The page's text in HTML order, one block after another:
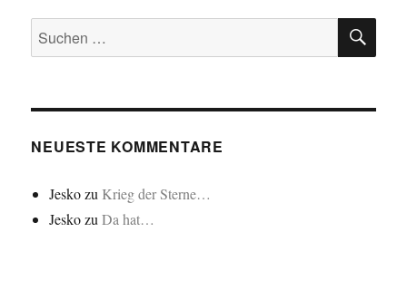
Suchen
nach:
NEUESTE KOMMENTARE
Jeskozu Krieg der Sterne…
JeskozuDa hat…